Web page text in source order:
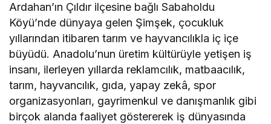
Ardahan’ın Çıldır ilçesine bağlı Sabaholdu
Köyü’nde dünyaya gelen Şimşek, çocukluk
yıllarından itibaren tarım ve hayvancılıkla iç içe
büyüdü. Anadolu’nun üretim kültürüyle yetişen iş
insanı, ilerleyen yıllarda reklamcılık, matbaacılık,
tarım, hayvancılık, gıda, yapay zekâ, spor
organizasyonları, gayrimenkul ve danışmanlık gibi
birçok alanda faaliyet göstererek iş dünyasında